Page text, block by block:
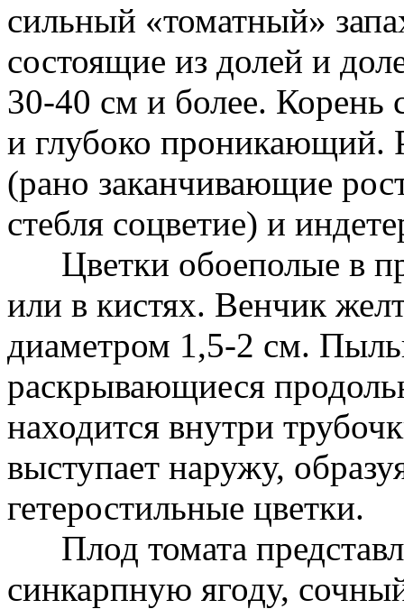
сильный «томатный»
состоящие из долей и
30-40 см и более. Корень
и глубоко проникающий.
(рано заканчивающие
стебля соцветие) и
Цветки обоеполые в
или в кистях. Венчик
диаметром 1,5-2 см.
раскрывающиеся
находится внутри
выступает наружу,
гетеростильные цветки.
Плод томата
синкарпную ягоду,